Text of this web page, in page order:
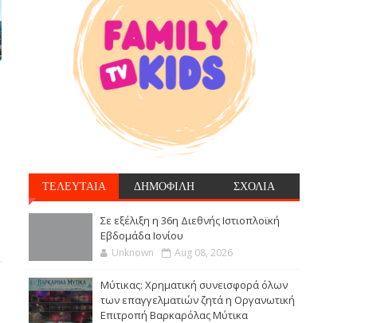
ΤΕΛΕΥΤΑΙΑ ΔΗΜΟΦΙΛΗ ΣΧΟΛΙΑ
Σε εξέλιξη η 36η Διεθνής Ιστιοπλοϊκή
Εβδομάδα Ιονίου
Unknown Aug 08, 2026
Μύτικας: Χρηματική συνεισφορά όλων
των επαγγελματιών ζητά η Οργανωτική
Επιτροπή Βαρκαρόλας Μύτικα